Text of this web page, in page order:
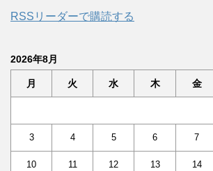
RSSリーダーで購読する
2026年8月
月 火 水 木 金
3 4 5 6 7
10 11 12 13 14